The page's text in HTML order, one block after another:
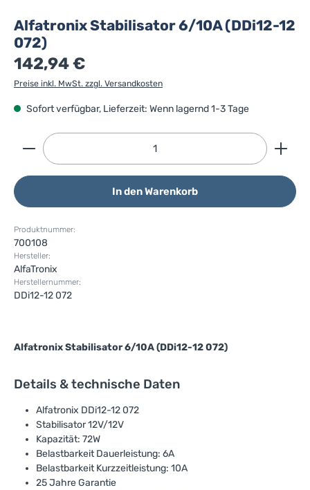
Alfatronix Stabilisator 6/10A (DDi12-12
072)
142,94 €
Preise inkl. MwSt. zzgl. Versandkosten
Sofort verfügbar, Lieferzeit: Wenn lagernd 1-3 Tage
Produkt Anzahl: Gib den gewünschten Wert ein
In den Warenkorb
Produktnummer:
700108
Hersteller:
AlfaTronix
Herstellernummer:
DDi12-12 072
Alfatronix Stabilisator 6/10A (DDi12-12 072)
Details & technische Daten
Alfatronix DDi12-12 072
Stabilisator 12V/12V
Kapazität: 72W
Belastbarkeit Dauerleistung: 6A
Belastbarkeit Kurzzeitleistung: 10A
25 Jahre Garantie